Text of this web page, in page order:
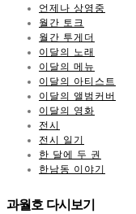
언제나 상영중
월간 토크
월간 투게더
이달의 노래
이달의 메뉴
이달의 아티스트
이달의 앨범커버
이달의 영화
전시
전시 일기
한 달에 두 권
한남동 이야기
과월호 다시보기